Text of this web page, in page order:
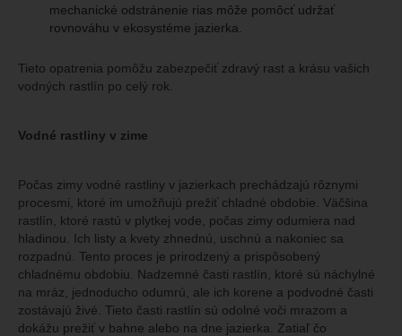
mechanické odstránenie rias môže pomôcť udržať
rovnováhu v ekosystéme jazierka.
Tieto opatrenia pomôžu zabezpečiť zdravý rast a krásu vašich
vodných rastlín po celý rok.
Vodné rastliny v zime
Počas zimy vodné rastliny v jazierkach prechádzajú rôznymi
procesmi, ktoré im umožňujú prežiť chladné obdobie. Väčšina
rastlín, ktoré rastú v plytkej vode, počas zimy odumiera nad
hladinou. Ich listy a kvety zhnednú, uschnú a nakoniec sa
rozpadnú. Tento proces je prirodzený a prispôsobený
chladnému obdobiu. Nadzemné časti rastlín, ktoré sú náchylné
na mráz, jednoducho odumrú, ale ich korene a podvodné časti
zostávajú živé. Tieto časti rastlín sú odolné voči mrazom a
dokážu prežiť v bahne alebo na dne jazierka. Zatiaľ čo